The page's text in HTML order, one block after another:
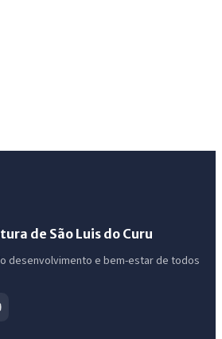
de São Luis do Curu
desenvolvimento e bem-estar de todos